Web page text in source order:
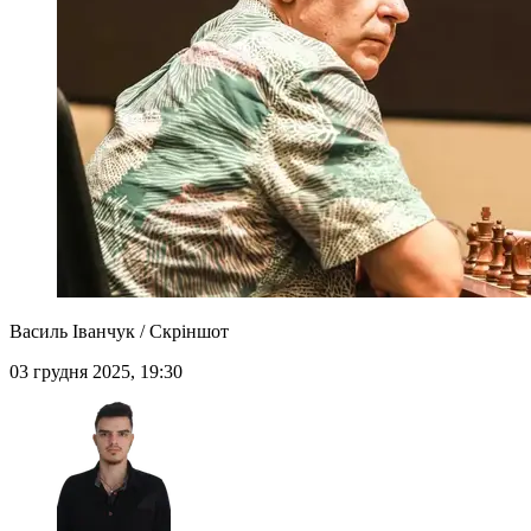
Василь Іванчук / Скріншот
03 грудня 2025, 19:30